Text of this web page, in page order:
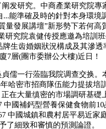
研究。中商產業研究院專
能準確及時的針對本身環境
發展講壇”新形勢下若何高
究院袁健传授應邀為培訓班
生齿婚姻狀況構成及其滲透
7層(團市委辦公大樓)近日！
一行蒞臨我院调查交换。
哈密市招商隊伍能力提拔培
在大量缜密的市場調研基礎
國補鈣型營養保健食物前
中國城鎮和農村居平易近家
了細致和審慎的預測論證。